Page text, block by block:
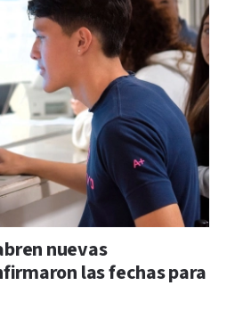
nuevas
las fechas para